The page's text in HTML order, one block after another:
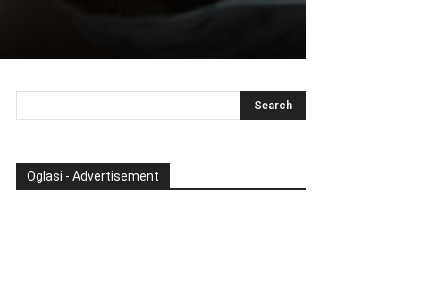
Oglasi - Advertisement